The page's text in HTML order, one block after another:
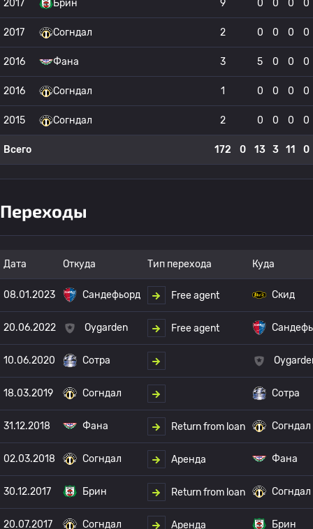
2017 Брин 9 0 0 0 0
2017 Согндал 2 0 0 0 0
2016 Фана 3 5 0 0 0
2016 Согндал 1 0 0 0 0
2015 Согндал 2 0 0 0 0
Всего 172 0 13 3 11 0
Переходы
Дата Откуда Тип перехода Куда
08.01.2023 Сандефьорд Free agent Скид
20.06.2022 Oygarden Free agent
10.06.2020 Сотра
18.03.2019 Согндал Сотра
31.12.2018 Фана Return from loan Согндал
02.03.2018 Согндал Аренда Фана
30.12.2017 Брин Return from loan Согндал
20.07.2017 Согндал Аренда Брин